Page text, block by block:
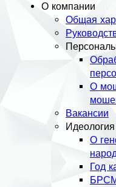
О компании
Общая
О
Вакансии
Идеология
О
Год